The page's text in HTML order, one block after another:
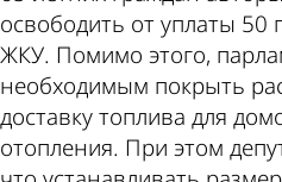
освободить от уплаты 50
ЖКУ. Помимо этого,
необходимым покрыть
доставку топлива для
отопления. При этом